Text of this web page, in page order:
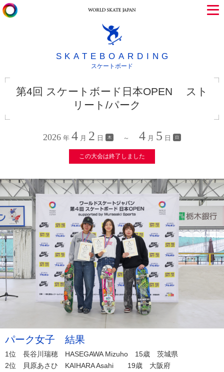
SKATEBOARDING
スケートボード
第4回 スケートボード日本OPEN スト
リート/パーク
2026 年 4 月 2 日 木 ～ 4 月 5 日 日
この大会は終了しました
パーク女子 結果
1位 長谷川瑞穂 HASEGAWA Mizuho 15歳 茨城県
2位 貝原あさひ KAIHARA Asahi 19歳 大阪府